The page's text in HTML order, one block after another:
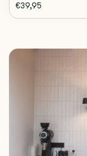
€39,95